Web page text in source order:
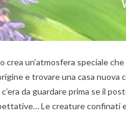
crea un’atmosfera speciale
e trovare una casa nuova
da guardare prima se il
Le creature